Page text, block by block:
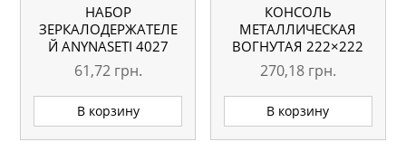
НАБОР
ЗЕРКАЛОДЕРЖАТЕЛЕ
Й АNYNASETI 4027
ХРОМ (4ШТ)
61,72 грн.
В корзину
КОНСОЛЬ
МЕТАЛЛИЧЕСКАЯ
ВОГНУТАЯ 222×222
ММ ХРОМ
270,18 грн.
В корзину